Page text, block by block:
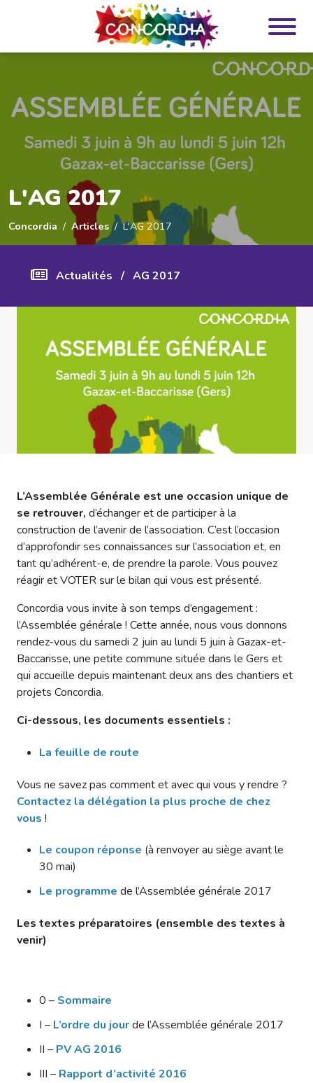
L'AG 2017
Concordia Articles L'AG 2017
Actualités / AG 2017
L’Assemblée Générale est une occasion unique de
se retrouver, d’échanger et de participer à la
construction de l’avenir de l’association. C’est l’occasion
d’approfondir ses connaissances sur l’association et, en
tant qu’adhérent-e, de prendre la parole. Vous pouvez
réagir et VOTER sur le bilan qui vous est présenté.
Concordia vous invite à son temps d’engagement :
l’Assemblée générale ! Cette année, nous vous donnons
rendez-vous du samedi 2 juin au lundi 5 juin à Gazax-et-
Baccarisse, une petite commune située dans le Gers et
qui accueille depuis maintenant deux ans des chantiers et
projets Concordia.
Ci-dessous, les documents essentiels :
La feuille de route
Vous ne savez pas comment et avec qui vous y rendre ?
Contactez la délégation la plus proche de chez
vous !
Le coupon réponse (à renvoyer au siège avant le
30 mai)
Le programme de l’Assemblée générale 2017
Les textes préparatoires (ensemble des textes à
venir)
0 – Sommaire
I – L’ordre du jourde l’Assemblée générale 2017
II – PV AG 2016
III – Rapport d’activité 2016
Panneau de gestion des cookies